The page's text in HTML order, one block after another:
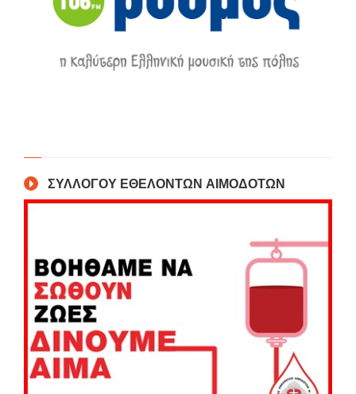
ΣΥΛΛΟΓΟΥ ΕΘΕΛΟΝΤΩΝ ΑΙΜΟΔΟΤΩΝ